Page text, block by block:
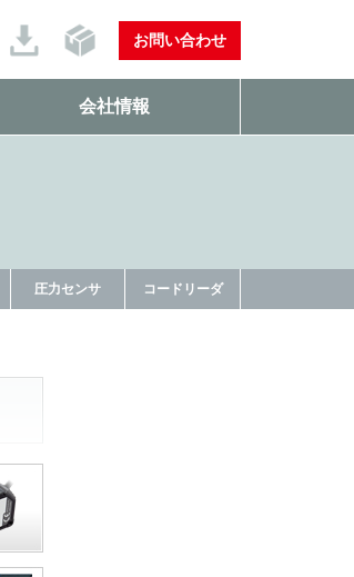
お問い合わせ
会社情報
圧力センサ コードリーダ